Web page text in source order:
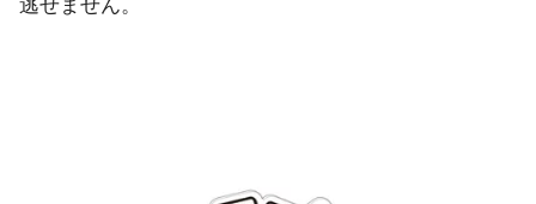
逃せません。